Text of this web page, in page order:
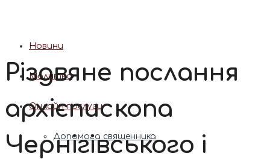
Новини
Молитва
Онлайн послуги
Допомога священника
Різдвяне послання
архієпископа
Чернігівського і